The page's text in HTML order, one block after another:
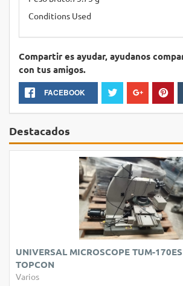
Conditions Used
Compartir es ayudar, ayudanos
con tus amigos.
FACEBOOK
Destacados
UNIVERSAL MICROSCOPE TUM-170ES
TOPCON
Varios